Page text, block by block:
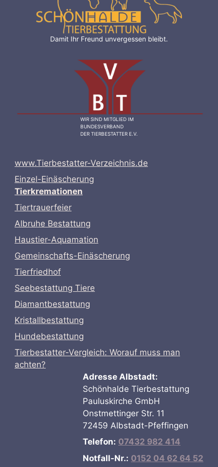
Damit Ihr Freund unvergessen bleibt.
WIR SIND MITGLIED IM
BUNDESVERBAND
DER TIERBESTATTER E.V.
www.Tierbestatter-Verzeichnis.de
Einzel-Einäscherung
Tierkremationen
Tiertrauerfeier
Albruhe Bestattung
Haustier-Aquamation
Gemeinschafts-Einäscherung
Tierfriedhof
Seebestattung Tiere
Diamantbestattung
Kristallbestattung
Hundebestattung
Tierbestatter-Vergleich: Worauf muss man
achten?
Adresse Albstadt:
Schönhalde Tierbestattung
Pauluskirche GmbH
Onstmettinger Str. 11
72459 Albstadt-Pfeffingen
Telefon: 07432 982 414
Notfall-Nr.: 0152 04 62 64 52